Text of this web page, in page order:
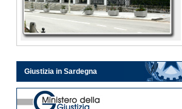
Giustizia in Sardegna